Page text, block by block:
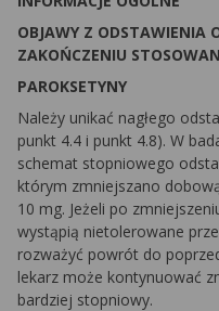
OBJAWY Z ODSTAWIENIA
ZAKOŃCZENIU
PAROKSETYNY
Należy unikać nagłego
punkt 4.4 i punkt 4.8). W
schemat stopniowego
którym zmniejszano
10 mg. Jeżeli po
wystąpią nietolerowane
rozważyć powrót do
lekarz może kontynuować
bardziej stopniowy.